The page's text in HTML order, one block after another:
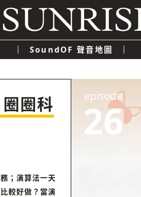
SoundOF 聲音地圖
科技episode
26
圈科
；演算法一天
較好做？當演